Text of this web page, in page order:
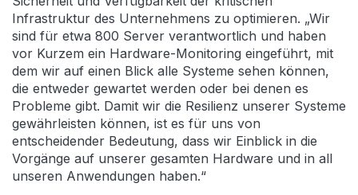
Infrastruktur des Unternehmens zu optimieren. „Wir
sind für etwa 800 Server verantwortlich und haben
vor Kurzem ein Hardware-Monitoring eingeführt, mit
dem wir auf einen Blick alle Systeme sehen können,
die entweder gewartet werden oder bei denen es
Probleme gibt. Damit wir die Resilienz unserer Systeme
gewährleisten können, ist es für uns von
entscheidender Bedeutung, dass wir Einblick in die
Vorgänge auf unserer gesamten Hardware und in all
unseren Anwendungen haben.“